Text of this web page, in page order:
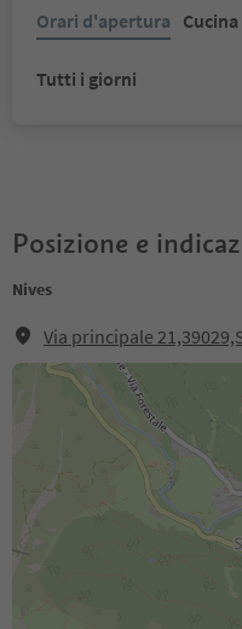
Orari d'apertura
Tutti i giorni
Posizione e
Nives
Via principale